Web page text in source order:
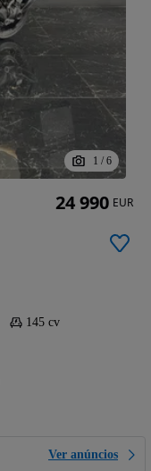
1 / 6
145 cv
Ver anúncios
24 990 EUR